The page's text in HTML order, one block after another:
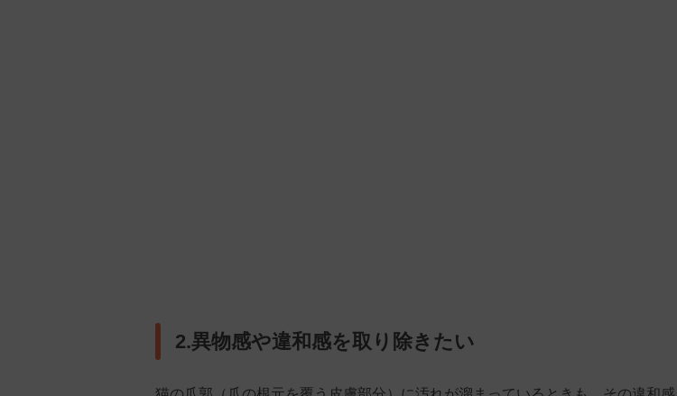
2.異物感や違和感を取り除きたい